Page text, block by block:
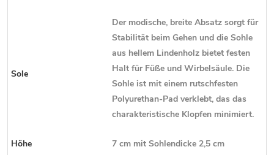
Sole
Der modische, breite Absatz sorgt für
Stabilität beim Gehen und die Sohle
aus hellem Lindenholz bietet festen
Halt für Füße und Wirbelsäule. Die
Sohle ist mit einem rutschfesten
Polyurethan-Pad verklebt, das das
charakteristische Klopfen minimiert.
Höhe
7 cm mit Sohlendicke 2,5 cm